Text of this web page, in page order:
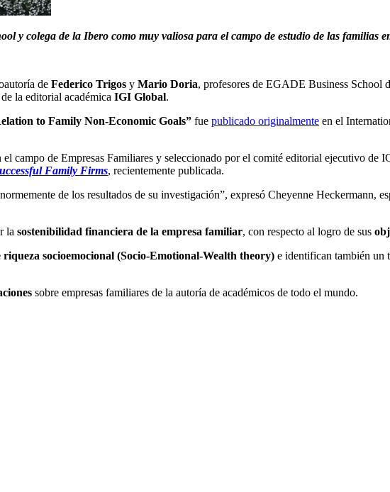
colega de la Ibero como muy valiosa para el campo de estudio de las familias
de Federico Trigos y Mario Doria, profesores de EGADE Business School
de la editorial académica IGI Global.
to Family Non-Economic Goals” fue publicado originalmente en el
campo de Empresas Familiares y seleccionado por el comité editorial ejecutivo de
Family Firms, recientemente publicada.
de los resultados de su investigación”, expresó Cheyenne Heckermann,
la sostenibilidad financiera de la empresa familiar, con respecto al logro de sus
riqueza socioemocional (Socio-Emotional-Wealth theory) e identifican también un
sobre empresas familiares de la autoría de académicos de todo el mundo.